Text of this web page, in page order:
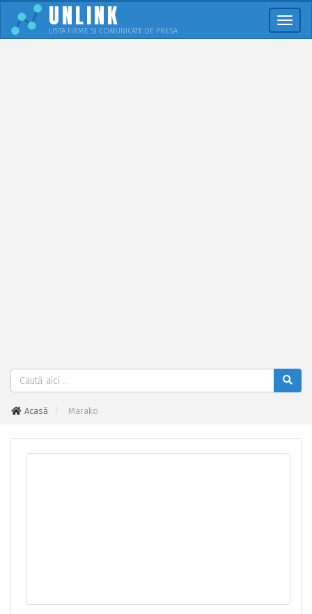
UNLINK
LISTA FIRME SI COMUNICATE DE PRESA
Acasă Marako